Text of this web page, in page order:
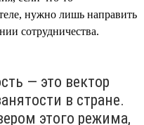
нужно лишь направить
сотрудничества.
— это вектор
в стране.
этого режима,